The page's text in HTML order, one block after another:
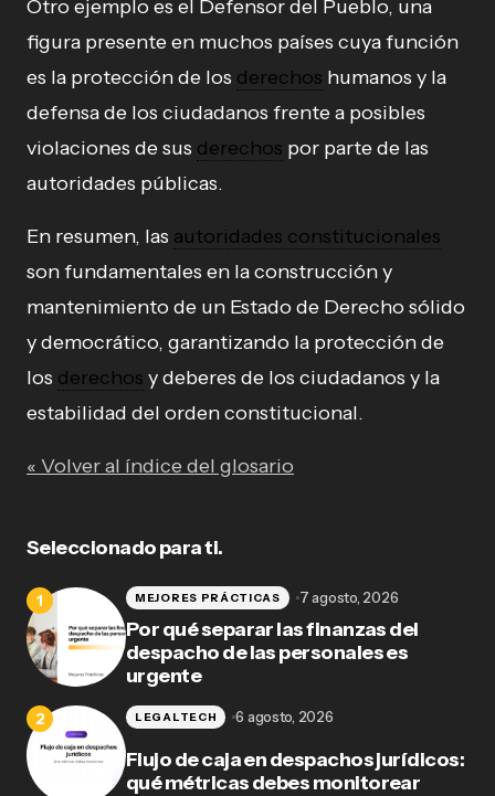
Otro ejemplo es el Defensor del Pueblo, una
figura presente en muchos países cuya función
es la protección de los derechos humanos y la
defensa de los ciudadanos frente a posibles
violaciones de sus derechos por parte de las
autoridades públicas.
En resumen, las autoridades constitucionales
son fundamentales en la construcción y
mantenimiento de un Estado de Derecho sólido
y democrático, garantizando la protección de
los derechos y deberes de los ciudadanos y la
estabilidad del orden constitucional.
« Volver al índice del glosario
Seleccionado para ti.
Por qué separar las finanzas del
despacho de las personales es
urgente
MEJORES PRÁCTICAS 7 agosto, 2026
Flujo de caja en despachos jurídicos:
qué métricas debes monitorear
LEGALTECH 6 agosto, 2026